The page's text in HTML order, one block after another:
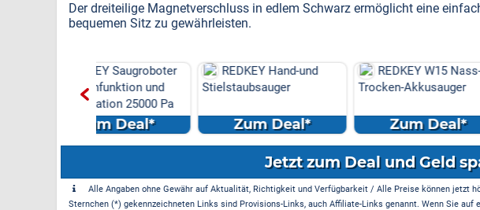
Der dreiteilige Magnetverschluss in edlem Schwarz ermöglicht eine
bequemen Sitz zu gewährleisten.
REDKEY Hand-und
Stielstaubsauger
Zum Deal*
REDKEY W15 Nass-
Trocken-Akkusauger
Zum Deal*
Android 16
Jetzt zum Deal und Geld
Alle Angaben ohne Gewähr auf Aktualität, Richtigkeit und Verfügbarkeit / Alle Preise können jetzt
Sternchen (*) gekennzeichneten Links sind Provisions-Links, auch Affiliate-Links genannt. Wenn Sie